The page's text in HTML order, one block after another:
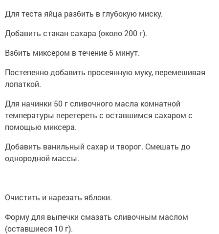
Для теста яйца разбить в глубокую миску.
Добавить стакан сахара (около 200 г).
Взбить миксером в течение 5 минут.
Постепенно добавить просеянную муку, перемешивая
лопаткой.
Для начинки 50 г сливочного масла комнатной
температуры перетереть с оставшимся сахаром с
помощью миксера.
Добавить ванильный сахар и творог. Смешать до
однородной массы.
Очистить и нарезать яблоки.
Форму для выпечки смазать сливочным маслом
(оставшиеся 10 г).